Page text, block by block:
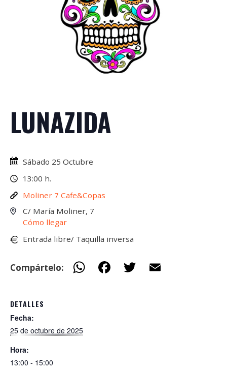
LUNAZIDA
Sábado 25 Octubre
13:00 h.
Moliner 7 Cafe&Copas
C/ María Moliner, 7
Cómo llegar
Entrada libre/ Taquilla inversa
Compártelo: W
DETALLES
Fecha:
25 de octubre de 2025
Hora:
13:00 - 15:00